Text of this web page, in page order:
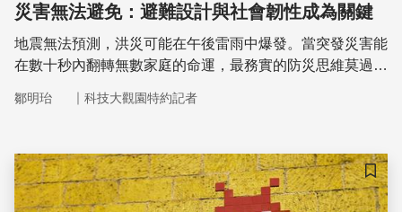
災害無法避免：避難設計與社會韌性成為關鍵
地震無法預測，洪災可能在午後雷雨中爆發。當突發災害能
在數十秒內翻轉無數家庭的命運，最務實的防災思維莫過於
社會面對衝擊時的「承受力」與「恢復力」。
鄒明珆 ｜ 科技大觀園特約記者
儲存